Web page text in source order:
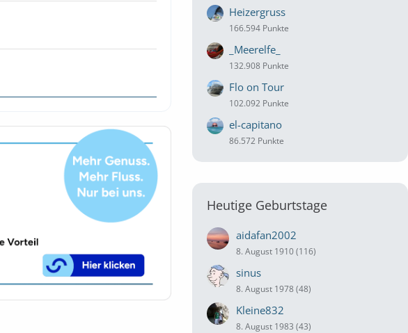
Heizergruss
166.594 Punkte
_Meerelfe_
132.908 Punkte
Flo on Tour
102.092 Punkte
el-capitano
86.572 Punkte
Heutige Geburtstage
aidafan2002
8. August 1910 (116)
sinus
8. August 1978 (48)
Kleine832
8. August 1983 (43)